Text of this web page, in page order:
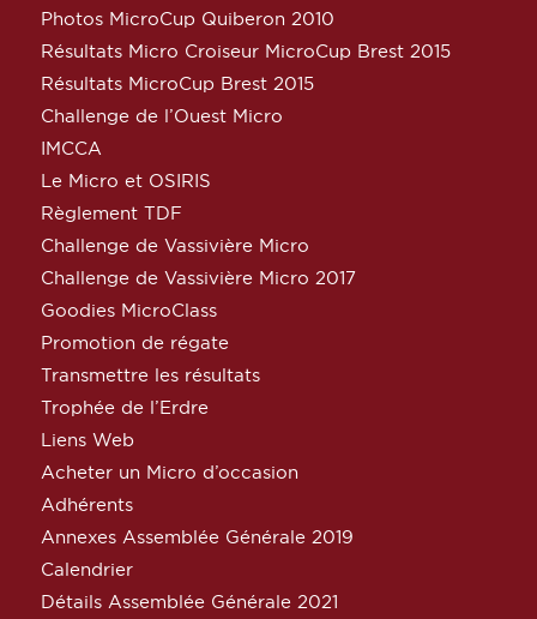
Photos MicroCup Quiberon 2010
Résultats Micro Croiseur MicroCup Brest 2015
Résultats MicroCup Brest 2015
Challenge de l’Ouest Micro
IMCCA
Le Micro et OSIRIS
Règlement TDF
Challenge de Vassivière Micro
Challenge de Vassivière Micro 2017
Goodies MicroClass
Promotion de régate
Transmettre les résultats
Trophée de l’Erdre
Liens Web
Acheter un Micro d’occasion
Adhérents
Annexes Assemblée Générale 2019
Calendrier
Détails Assemblée Générale 2021